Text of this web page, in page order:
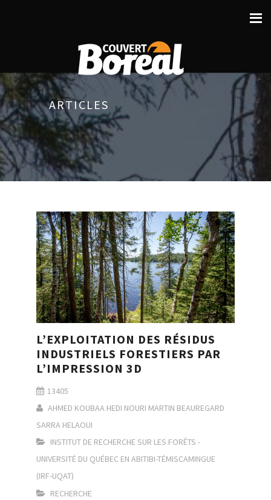
ARTICLES
L’EXPLOITATION DES RÉSIDUS
INDUSTRIELS FORESTIERS PAR
L’IMPRESSION 3D
13405
AHMED KOUBAA HEDI NOURI MARTIN BEAUREGARD
SARRA HELAOUI
INSTITUT DE RECHERCHE SUR LES FORÊTS -
UNIVERSITÉ DU QUÉBEC EN ABITIBI-TÉMISCAMINGUE
(IRF-UQAT)
RECHERCHE